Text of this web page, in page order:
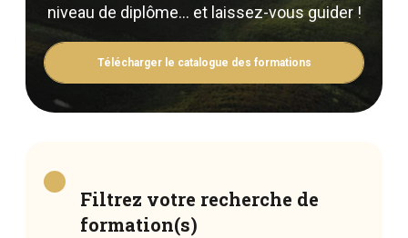
niveau de diplôme… et laissez-vous guider !
Télécharger le catalogue des formations
Filtrez votre recherche de
formation(s)